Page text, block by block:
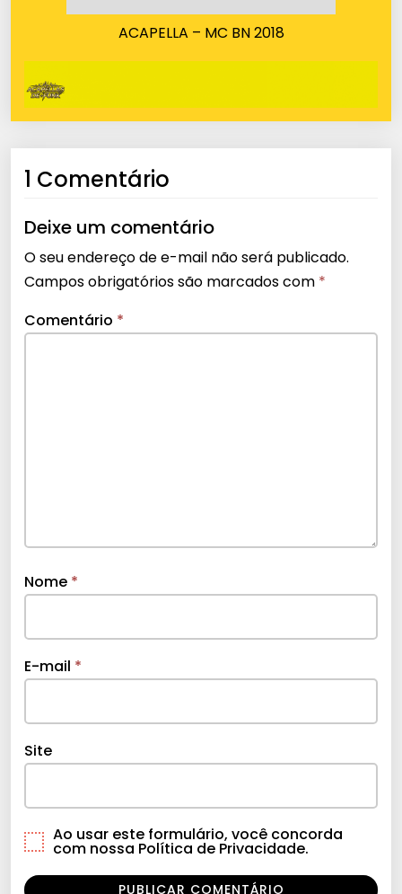
ACAPELLA – MC BN 2018
1 Comentário
Deixe um comentário
O seu endereço de e-mail não será publicado.
Campos obrigatórios são marcados com *
Comentário *
Nome *
E-mail *
Site
Ao usar este formulário, você concorda
com nossa Política de Privacidade.